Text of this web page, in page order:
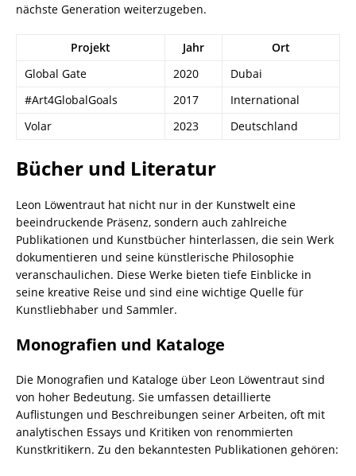
nächste Generation weiterzugeben.
Projekt Jahr
Ort
Global Gate
2020
Dubai
#Art4GlobalGoals
2017
International
Volar
2023 Deutschland
Bücher und Literatur
Leon Löwentraut hat nicht nur in der Kunstwelt eine
beeindruckende Präsenz, sondern auch zahlreiche
Publikationen und Kunstbücher hinterlassen, die sein Werk
dokumentieren und seine künstlerische Philosophie
veranschaulichen. Diese Werke bieten tiefe Einblicke in
seine kreative Reise und sind eine wichtige Quelle für
Kunstliebhaber und Sammler.
Monografien und Kataloge
Die Monografien und Kataloge über Leon Löwentraut sind
von hoher Bedeutung. Sie umfassen detaillierte
Auflistungen und Beschreibungen seiner Arbeiten, oft mit
analytischen Essays und Kritiken von renommierten
Kunstkritikern. Zu den bekanntesten Publikationen gehören: